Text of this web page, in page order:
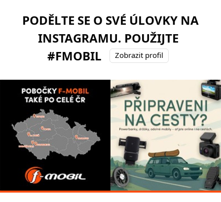
PODĚLTE SE O SVÉ ÚLOVKY NA
INSTAGRAMU. POUŽIJTE
#FMOBIL
Zobrazit profil